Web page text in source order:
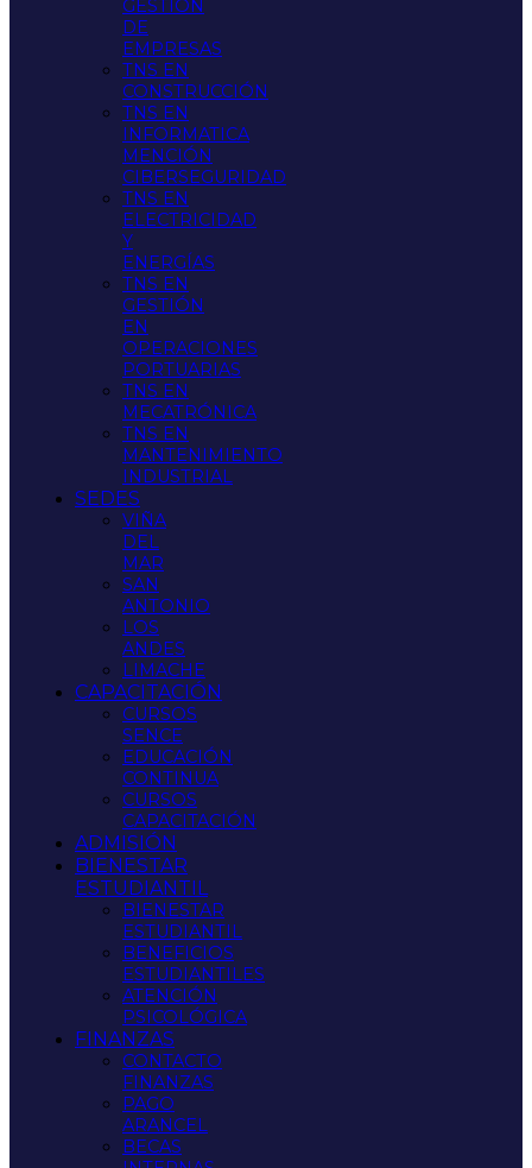
GESTIÓN
DE
EMPRESAS
TNS EN
CONSTRUCCIÓN
TNS EN
INFORMATICA
MENCIÓN
CIBERSEGURIDAD
TNS EN
ELECTRICIDAD
Y
ENERGÍAS
TNS EN
GESTIÓN
EN
OPERACIONES
PORTUARIAS
TNS EN
MECATRÓNICA
TNS EN
MANTENIMIENTO
INDUSTRIAL
SEDES
VIÑA
DEL
MAR
SAN
ANTONIO
LOS
ANDES
LIMACHE
CAPACITACIÓN
CURSOS
SENCE
EDUCACIÓN
CONTINUA
CURSOS
CAPACITACIÓN
ADMISIÓN
BIENESTAR
ESTUDIANTIL
BIENESTAR
ESTUDIANTIL
BENEFICIOS
ESTUDIANTILES
ATENCIÓN
PSICOLÓGICA
FINANZAS
CONTACTO
FINANZAS
PAGO
ARANCEL
BECAS